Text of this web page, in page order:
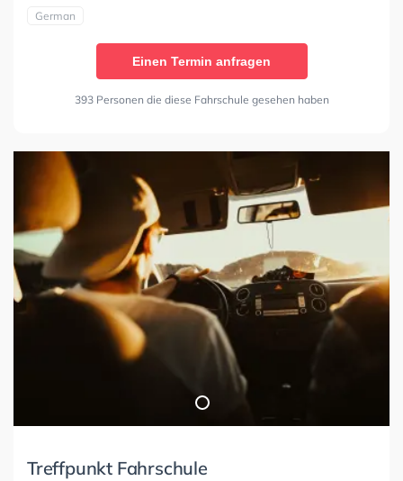
German
Einen Termin anfragen
393 Personen die diese Fahrschule gesehen haben
Treffpunkt Fahrschule